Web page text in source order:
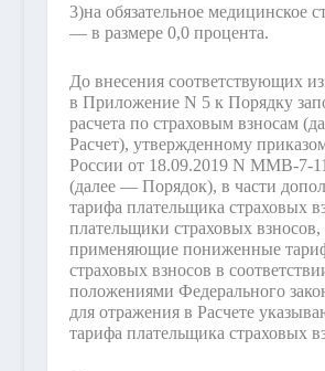
3)на обязательное медицинское
— в размере 0,0 процента.
До внесения соответствующих
в Приложение N 5 к Порядку
расчета по страховым взносам
Расчет), утвержденному
России от 18.09.2019 N ММВ-7-
(далее — Порядок), в части
тарифа плательщика страховых
плательщики страховых взносов,
применяющие пониженные
страховых взносов в
положениями Федерального
для отражения в Расчете
тарифа плательщика страховых